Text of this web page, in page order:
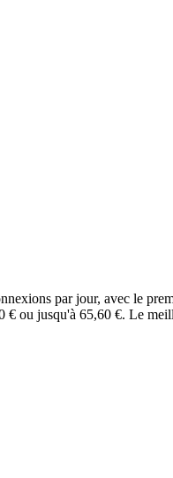
par jour, avec le
€ ou jusqu'à 65,60 €. Le